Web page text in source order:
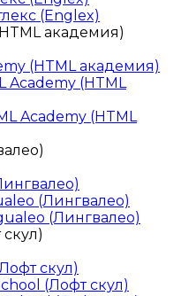
(Englex)
академия)
(HTML академия)
Academy (HTML
Academy (HTML
(Лингвалео)
(Лингвалео)
скул)
(Лофт скул)